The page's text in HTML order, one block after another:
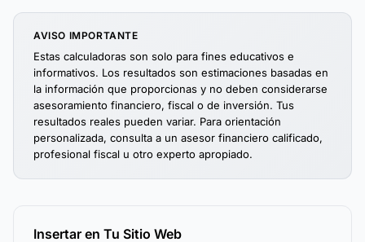
AVISO IMPORTANTE
Estas calculadoras son solo para fines educativos e
informativos. Los resultados son estimaciones basadas en
la información que proporcionas y no deben considerarse
asesoramiento financiero, fiscal o de inversión. Tus
resultados reales pueden variar. Para orientación
personalizada, consulta a un asesor financiero calificado,
profesional fiscal u otro experto apropiado.
Insertar en Tu Sitio Web